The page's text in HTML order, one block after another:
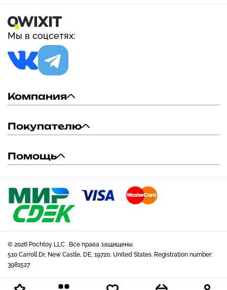
Мы в соцсетях:
Компания
Покупателю
Помощь
© 2026 Pochtoy LLC . Все права защищены.
510 Carroll Dr, New Castle, DE, 19720, United States. Registration number:
3981527